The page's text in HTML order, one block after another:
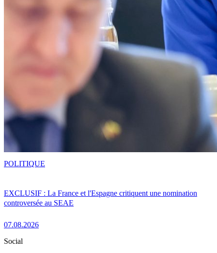
EXCLUSIF : La France et l'Espagne critiquent une nomination
controversée au SEAE
07.08.2026
POLITIQUE
Social